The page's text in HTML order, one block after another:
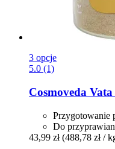
3 opcje
5.0 (1)
Cosmoveda
Przygotowanie
Do
43,99 zł (488,78 zł /